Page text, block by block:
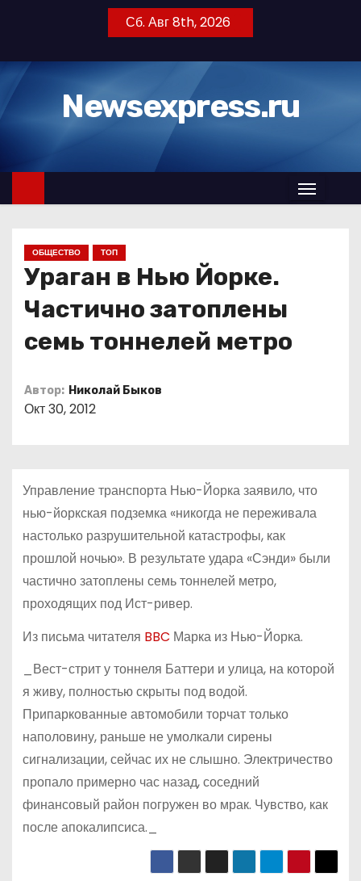
т
к
Сб. Авг 8th, 2026
Newsexpress.ru
ОБЩЕСТВО ТОП
Ураган в Нью Йорке.
Частично затоплены
семь тоннелей метро
Автор: Николай Быков
Окт 30, 2012
Управление транспорта Нью-Йорка заявило, что
нью-йоркская подземка «никогда не переживала
настолько разрушительной катастрофы, как
прошлой ночью». В результате удара «Сэнди» были
частично затоплены семь тоннелей метро,
проходящих под Ист-ривер.
Из письма читателя BBC Марка из Нью-Йорка.
_Вест-стрит у тоннеля Баттери и улица, на которой
я живу, полностью скрыты под водой.
Припаркованные автомобили торчат только
наполовину, раньше не умолкали сирены
сигнализации, сейчас их не слышно. Электричество
пропало примерно час назад, соседний
финансовый район погружен во мрак. Чувство, как
после апокалипсиса._